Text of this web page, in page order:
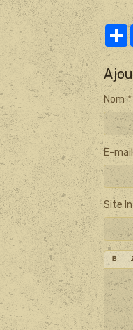
Nom
E-mail
Site